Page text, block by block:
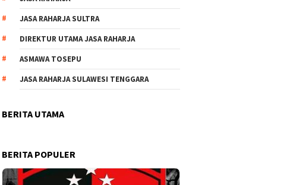
JASA RAHARJA SULTRA
DIREKTUR UTAMA JASA RAHARJA
ASMAWA TOSEPU
JASA RAHARJA SULAWESI TENGGARA
BERITA UTAMA
BERITA POPULER